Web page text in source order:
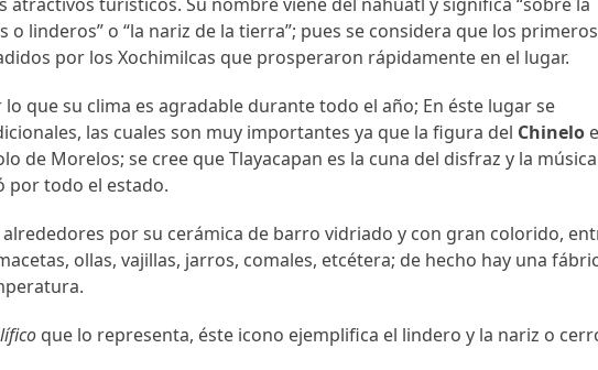
atractivos turísticos. Su nombre viene del náhuatl y significa “sobre la
o linderos” o “la nariz de la tierra”; pues se considera que los primeros
por los Xochimilcas que prosperaron rápidamente en el lugar.
que su clima es agradable durante todo el año; En éste lugar se
las cuales son muy importantes ya que la figura del Chinelo
de Morelos; se cree que Tlayacapan es la cuna del disfraz y la música
por todo el estado.
por su cerámica de barro vidriado y con gran colorido,
ollas, vajillas, jarros, comales, etcétera; de hecho hay una
que lo representa, éste icono ejemplifica el lindero y la nariz o